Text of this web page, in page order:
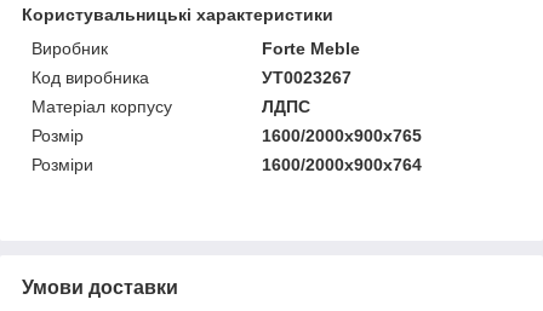
Користувальницькі характеристики
Виробник
Forte Meble
Код виробника
УТ0023267
Матеріал корпусу
ЛДПС
Розмір
1600/2000x900x765
Розміри
1600/2000x900x764
Умови доставки